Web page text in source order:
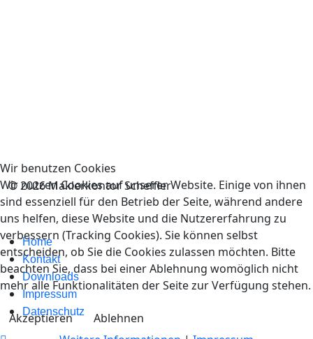
© 2026 Maklerkontor Scheffler
Home
Kontakt
Downloads
Impressum
Datenschutz
Wir benutzen Cookies
Wir nutzen Cookies auf unserer Website. Einige von ihnen
sind essenziell für den Betrieb der Seite, während andere
uns helfen, diese Website und die Nutzererfahrung zu
verbessern (Tracking Cookies). Sie können selbst
entscheiden, ob Sie die Cookies zulassen möchten. Bitte
beachten Sie, dass bei einer Ablehnung womöglich nicht
mehr alle Funktionalitäten der Seite zur Verfügung stehen.
Akzeptieren
Ablehnen